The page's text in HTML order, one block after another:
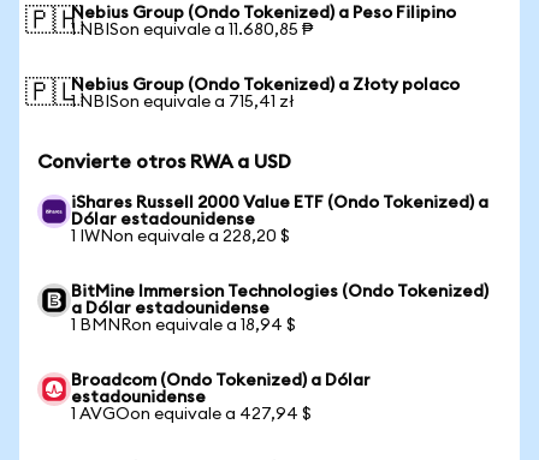
🇵🇭Nebius Group (Ondo Tokenized) a Peso Filipino
1 NBISon equivale a 11.680,85 ₱
🇵🇱Nebius Group (Ondo Tokenized) a Złoty polaco
1 NBISon equivale a 715,41 zł
Convierte otros RWA a USD
iShares Russell 2000 Value ETF (Ondo Tokenized) a
Dólar estadounidense
1 IWNon equivale a 228,20 $
BitMine Immersion Technologies (Ondo Tokenized)
a Dólar estadounidense
1 BMNRon equivale a 18,94 $
Broadcom (Ondo Tokenized) a Dólar
estadounidense
1 AVGOon equivale a 427,94 $